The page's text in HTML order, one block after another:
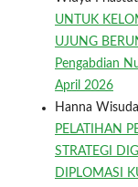
UNTUK
UJUNG
Pengabdian
April 2026
Hanna
PELATIHAN
STRATEGI
DIPLOMASI